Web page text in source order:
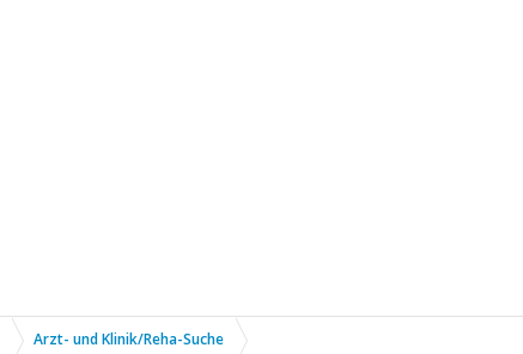
Arzt- und Klinik/Reha-Suche